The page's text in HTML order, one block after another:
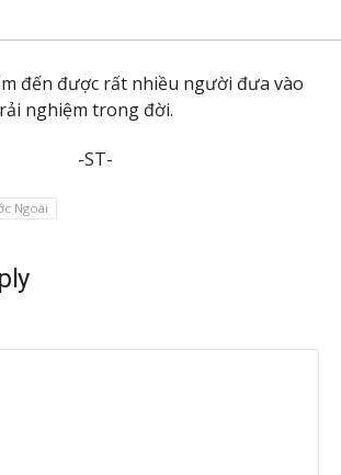
đến được rất nhiều người đưa vào
nghiệm trong đời.
-ST-
Ngoài